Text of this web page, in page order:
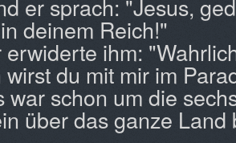
er sprach: "Jesus,
deinem Reich!"
erwiderte ihm:
du mit mir im
war schon um die
über das ganze Land